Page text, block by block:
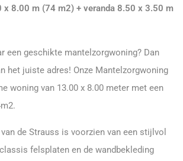
8.00 m (74 m2) + veranda 8.50 x 3.50 m
een geschikte mantelzorgwoning? Dan
het juiste adres! Onze Mantelzorgwoning
woning van 13.00 x 8.00 meter met een
de Strauss is voorzien van een stijlvol
felsplaten en de wandbekleding